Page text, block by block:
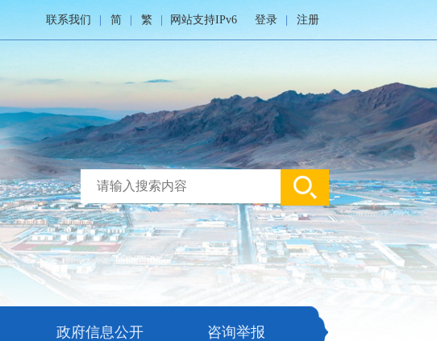
登录 注册
网站支持IPv6
联系我们 简 繁
政府信息公开 咨询举报